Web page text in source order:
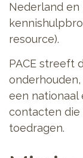
Nederland
resource).
PACE streeft
een nationaal
contacten die
toedragen.